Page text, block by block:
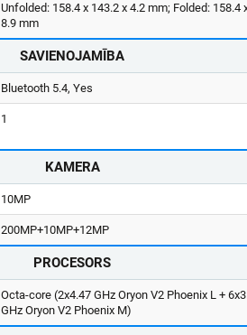
Unfolded: 158.4 x 143.2 x 4.2 mm; Folded: 158.4
8.9 mm
SAVIENOJAMĪBA
Bluetooth 5.4, Yes
1
KAMERA
10MP
200MP+10MP+12MP
PROCESORS
Octa-core (2x4.47 GHz Oryon V2 Phoenix L +
GHz Oryon V2 Phoenix M)